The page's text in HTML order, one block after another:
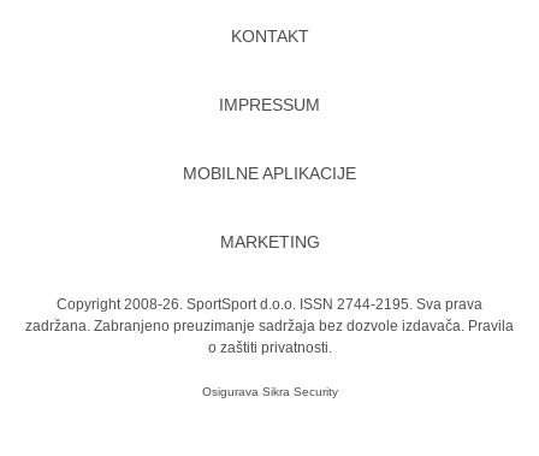
KONTAKT
IMPRESSUM
MOBILNE APLIKACIJE
MARKETING
Copyright 2008-26. SportSport d.o.o. ISSN 2744-2195. Sva prava
zadržana. Zabranjeno preuzimanje sadržaja bez dozvole izdavača. Pravila
o zaštiti privatnosti.
Osigurava Sikra Security